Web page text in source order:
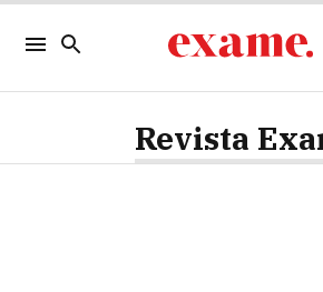
Revista